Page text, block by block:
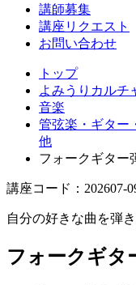
講師募集
講座リクエスト
お問い合わせ
トップ
よみうりカルチ
音楽
管弦楽・ギター
他
フォークギター
講座コード：202607-
自分の好きな曲を弾
フォークギタ